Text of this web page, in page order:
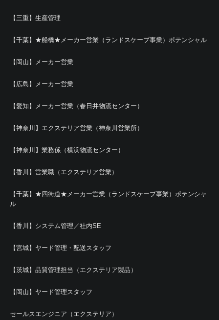
【三重】生産管理
【千葉】★船橋★メーカー営業（ランドスケープ事業）ポテンシャル
【岡山】メーカー営業
【広島】メーカー営業
【愛知】メーカー営業（春日井物流センター）
【神奈川】エクステリア営業（神奈川営業所）
【神奈川】業務係（横浜物流センター）
【香川】営業職（エクステリア営業）
【千葉】★四街道★メーカー営業（ランドスケープ事業）ポテンシャ
ル
【香川】システム管理／社内SE
【宮城】ヤード管理・配送スタッフ
【茨城】品質管理担当（エクステリア製品）
【岡山】ヤード管理スタッフ
セールスエンジニア（エクステリア）